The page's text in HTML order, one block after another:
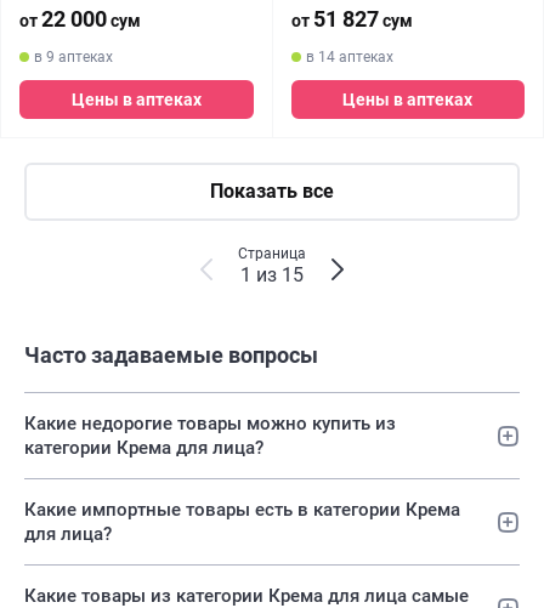
от22 000сум
в 9 аптеках
Цены в аптеках
от 51 827сум
в 14 аптеках
Цены в аптеках
Показать все
Страница
1 из 15
Часто задаваемые вопросы
Какие недорогие товары можно купить из
категории Крема для лица?
Какие импортные товары есть в категории Крема
для лица?
Какие товары из категории Крема для лица самые